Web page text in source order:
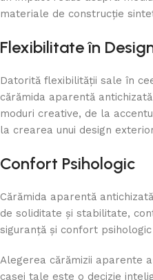
materiale de construcție
Flexibilitate în
Datorită flexibilității sale în
cărămida aparentă
moduri creative, de la
la crearea unui design
Confort Psihologic
Cărămida aparentă
de soliditate și stabilitate,
siguranță și confort
Alegerea cărămizii aparente
casei tale este o decizie